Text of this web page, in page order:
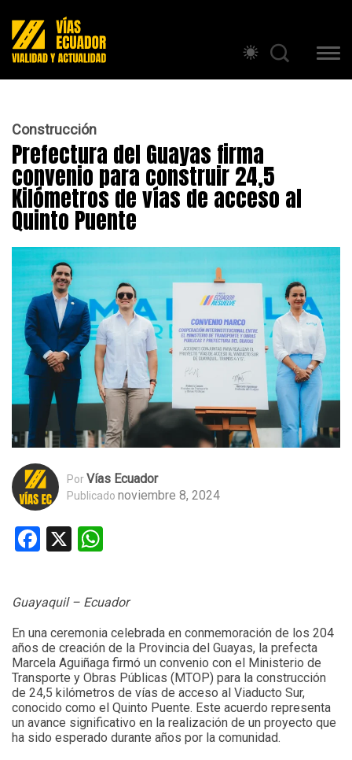
Construcción
Prefectura del Guayas firma
convenio para construir 24,5
Kilómetros de vías de acceso al
Quinto Puente
PorVías Ecuador
Publicado noviembre 8, 2024
Facebook
X
Guayaquil – Ecuador
En una ceremonia celebrada en conmemoración de los 204
años de creación de la Provincia del Guayas, la prefecta
Marcela Aguiñaga firmó un convenio con el Ministerio de
Transporte y Obras Públicas (MTOP) para la construcción
de 24,5 kilómetros de vías de acceso al Viaducto Sur,
conocido como el Quinto Puente. Este acuerdo representa
un avance significativo en la realización de un proyecto que
ha sido esperado durante años por la comunidad.